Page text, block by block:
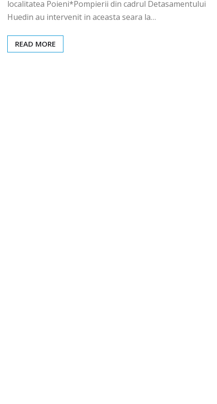
localitatea Poieni*Pompierii din cadrul Detasamentului
Huedin au intervenit in aceasta seara la…
READ MORE